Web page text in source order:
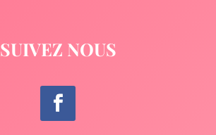
SUIVEZ NOUS